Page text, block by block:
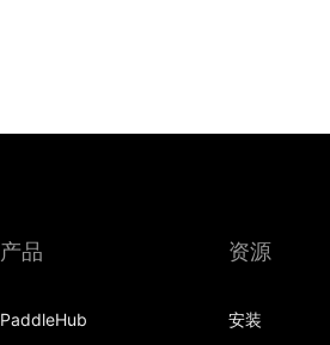
产品
PaddleHub
资源
安装